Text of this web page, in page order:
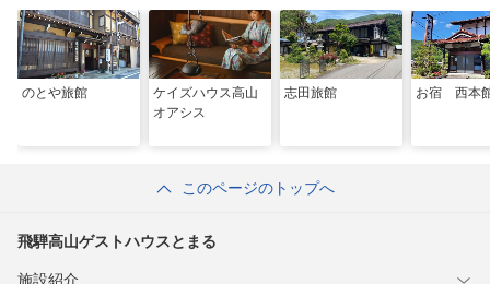
のとや旅館
ケイズハウス高山
オアシス
志田旅館 お宿 西本
このページのトップへ
飛騨高山ゲストハウスとまる
施設紹介